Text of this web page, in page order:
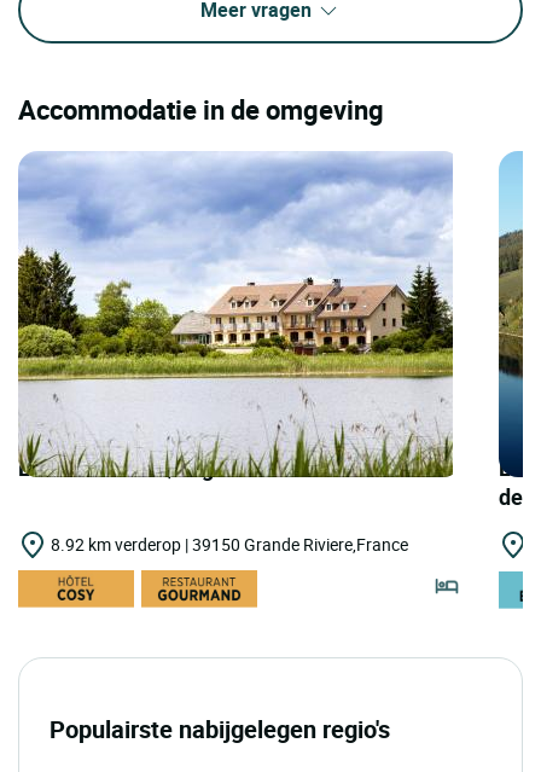
Meer vragen
Accommodatie in de omgeving
LOGIS HOTELS | Logis Hôtel Lou Granva
8.92 km verderop | 39150 Grande Riviere,France
de
Populairste nabijgelegen regio's